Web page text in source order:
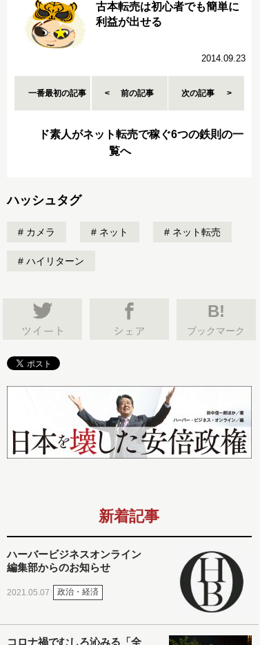
古本転売は初心者でも簡単に
利益が出せる
2014.09.23
一番最初の記事 前の記事 次の記事
ド素人がネット転売で稼ぐ6つの鉄則の一
覧へ
ハッシュタグ
カメラ ネット ネット転売
ハイリターン
B!
ブックマーク
新着記事
ハーバービジネスオンライン
編集部からのお知らせ
2021.05.07 政治・経済
コロナ禍でむしろ沁みる「全